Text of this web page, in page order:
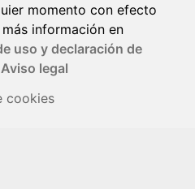
momento con efecto
información en
uso y declaración de
Aviso legal
cookies